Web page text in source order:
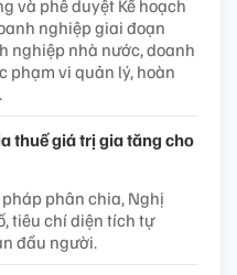
và phê duyệt Kế hoạch
nghiệp giai đoạn
nghiệp nhà nước, doanh
phạm vi quản lý, hoàn
thuế giá trị gia tăng cho
phân chia, Nghị
tiêu chí diện tích tự
đầu người.